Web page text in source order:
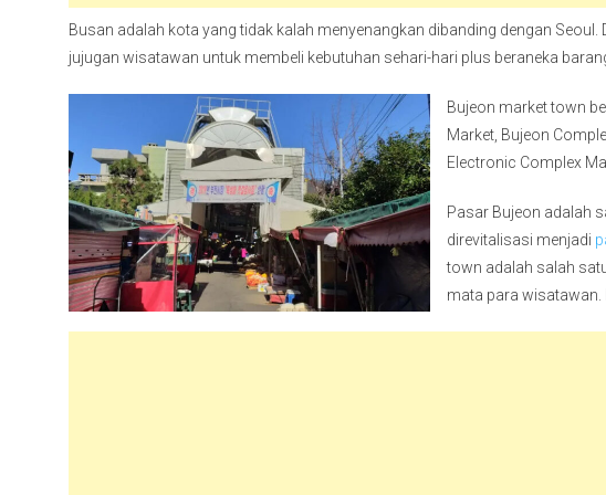
Busan adalah kota yang tidak kalah menyenangkan dibanding dengan
jujugan wisatawan untuk membeli kebutuhan sehari-hari plus beraneka
Bujeon market town
Market, Bujeon
Electronic Complex
Pasar Bujeon adalah
direvitalisasi menjadi
town adalah salah
mata para wisatawan.